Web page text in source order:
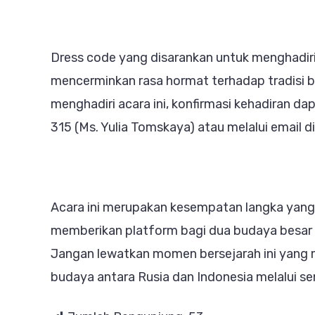
Dress code yang disarankan untuk
mencerminkan rasa hormat terhadap tradisi
menghadiri acara ini, konfirmasi kehadiran
315 (Ms. Yulia Tomskaya) atau melalui email
Acara ini merupakan kesempatan langka
memberikan platform bagi dua budaya
Jangan lewatkan momen bersejarah ini
budaya antara Rusia dan Indonesia melalui